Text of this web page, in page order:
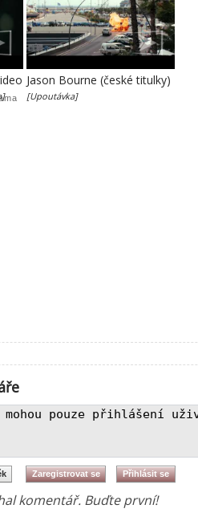
Jason Bourne (české titulky)
[Upoutávka]
komentář. Buďte první!